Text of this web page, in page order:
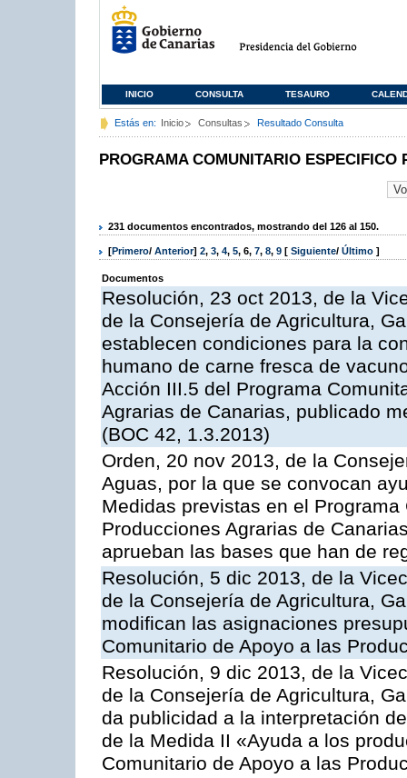
INICIO CONSULTA TESAURO
Estás en: Inicio Consultas Resultado Consulta
PROGRAMA COMUNITARIO ESPECIFICO
231 documentos encontrados, mostrando del 126 al 150.
[Primero/ Anterior] 2, 3, 4, 5, 6, 7, 8, 9 [ Siguiente/ Último ]
Documentos
Resolución, 23 oct 2013, de la
de la Consejería de Agricultura,
establecen condiciones para la
humano de carne fresca de
Acción III.5 del Programa
Agrarias de Canarias, publicado
(BOC 42, 1.3.2013)
Orden, 20 nov 2013, de la
Aguas, por la que se convocan
Medidas previstas en el
Producciones Agrarias de
aprueban las bases que han de
Resolución, 5 dic 2013, de la
de la Consejería de Agricultura,
modifican las asignaciones
Comunitario de Apoyo a las
Resolución, 9 dic 2013, de la
de la Consejería de Agricultura,
da publicidad a la interpretación
de la Medida II «Ayuda a los
Comunitario de Apoyo a las